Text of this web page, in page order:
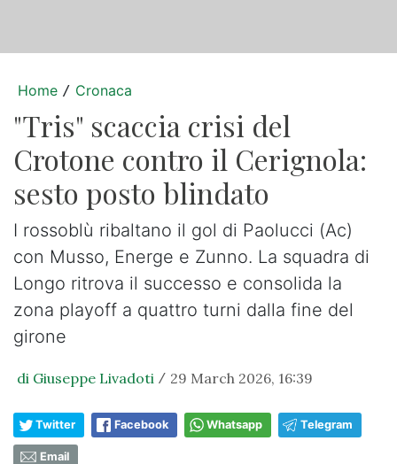
Home / Cronaca
"Tris" scaccia crisi del
Crotone contro il Cerignola:
sesto posto blindato
I rossoblù ribaltano il gol di Paolucci (Ac)
con Musso, Energe e Zunno. La squadra di
Longo ritrova il successo e consolida la
zona playoff a quattro turni dalla fine del
girone
di Giuseppe Livadoti / 29 March 2026, 16:39
Twitter Facebook Whatsapp Telegram
Email